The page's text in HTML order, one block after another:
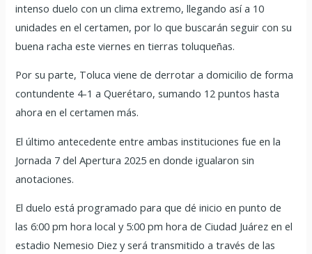
intenso duelo con un clima extremo, llegando así a 10
unidades en el certamen, por lo que buscarán seguir con su
buena racha este viernes en tierras toluqueñas.
Por su parte, Toluca viene de derrotar a domicilio de forma
contundente 4-1 a Querétaro, sumando 12 puntos hasta
ahora en el certamen más.
El último antecedente entre ambas instituciones fue en la
Jornada 7 del Apertura 2025 en donde igualaron sin
anotaciones.
El duelo está programado para que dé inicio en punto de
las 6:00 pm hora local y 5:00 pm hora de Ciudad Juárez en el
estadio Nemesio Diez y será transmitido a través de las